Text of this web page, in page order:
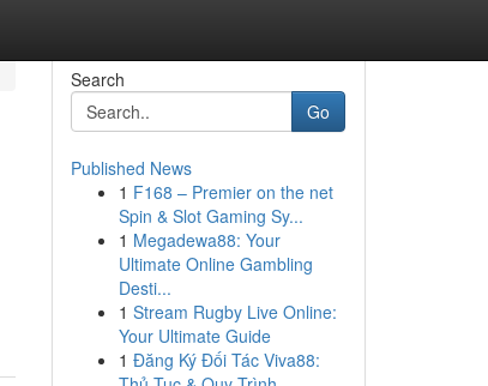
Search
Go
Published News
1 F168 – Premier on the net
Spin & Slot Gaming Sy...
1 Megadewa88: Your
Ultimate Online Gambling
Desti...
1 Stream Rugby Live Online:
Your Ultimate Guide
1 Đăng Ký Đối Tác Viva88: